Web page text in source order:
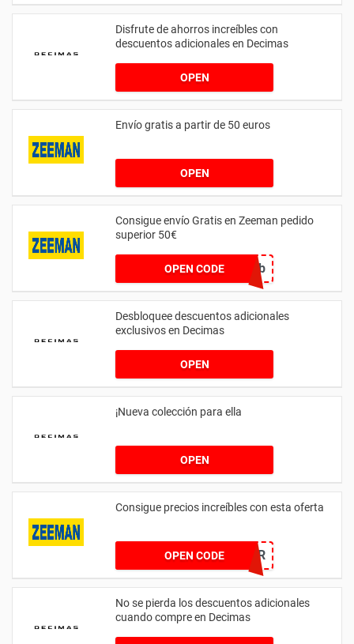
Disfrute de ahorros increíbles con
descuentos adicionales en Decimas
OPEN
Envío gratis a partir de 50 euros
OPEN
Consigue envío Gratis en Zeeman pedido
superior 50€
OPEN CODE web
Desbloquee descuentos adicionales
exclusivos en Decimas
OPEN
¡Nueva colección para ella
OPEN
Consigue precios increíbles con esta oferta
OPEN CODE
NEWSLETTER
No se pierda los descuentos adicionales
cuando compre en Decimas